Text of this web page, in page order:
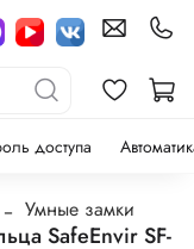
доступа
Умные замки
SafeEnvir SF-